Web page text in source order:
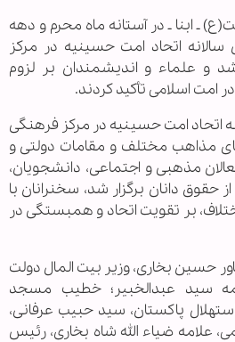
ـ ابنا ـ در آستانه ماه محرم و دهه
اتحاد امت حسینیه در مرکز
و علماء و اندیشمندان بر لزوم
امت اسلامی تأکید کردند.
امت حسینیه در مرکز فرهنگی
مذاهب مختلف و مقامات دولتی و
مذهبی و اجتماعی، دانشجویان،
حقوق دانان برگزار شد، سخنرانان با
بر تقویت اتحاد و همبستگی در
حسین بخاری، وزیر بیت المال دولت
سید عبدالخبیر؛ خطیب مسجد
پاکستان، سید حبیب عرفانی،
علامه ضیاء الله شاه بخاری، رئیس